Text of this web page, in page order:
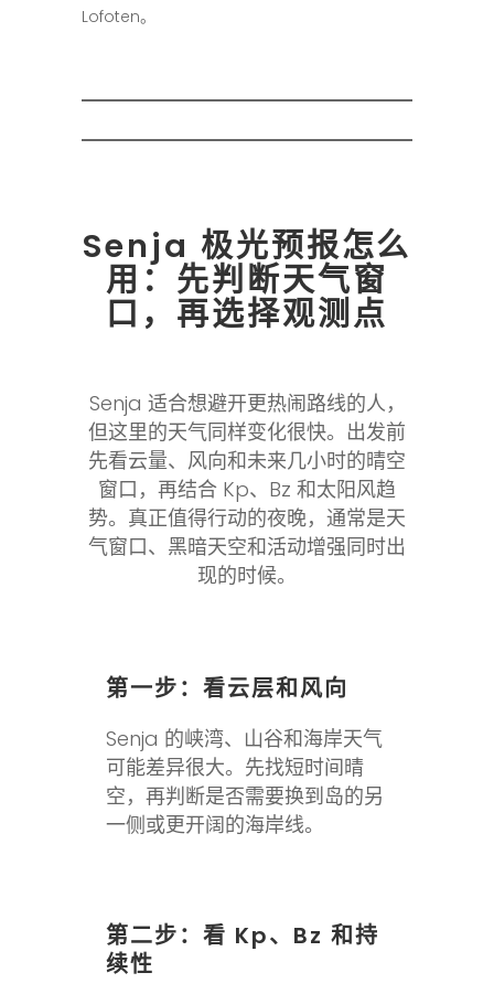
Lofoten。
Senja 极光预报怎么
用：先判断天气窗
口，再选择观测点
Senja 适合想避开更热闹路线的人，
但这里的天气同样变化很快。出发前
先看云量、风向和未来几小时的晴空
窗口，再结合 Kp、Bz 和太阳风趋
势。真正值得行动的夜晚，通常是天
气窗口、黑暗天空和活动增强同时出
现的时候。
第一步：看云层和风向
Senja 的峡湾、山谷和海岸天气
可能差异很大。先找短时间晴
空，再判断是否需要换到岛的另
一侧或更开阔的海岸线。
第二步：看 Kp、Bz 和持
续性